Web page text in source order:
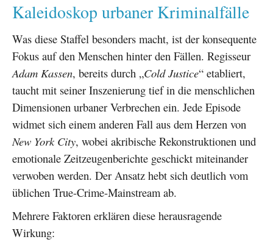
Kaleidoskop urbaner Kriminalfälle
Was diese Staffel besonders macht, ist der konsequente
Fokus auf den Menschen hinter den Fällen. Regisseur
Adam Kassen, bereits durch „Cold Justice“ etabliert,
taucht mit seiner Inszenierung tief in die menschlichen
Dimensionen urbaner Verbrechen ein. Jede Episode
widmet sich einem anderen Fall aus dem Herzen von
New York City, wobei akribische Rekonstruktionen und
emotionale Zeitzeugenberichte geschickt miteinander
verwoben werden. Der Ansatz hebt sich deutlich vom
üblichen True-Crime-Mainstream ab.
Mehrere Faktoren erklären diese herausragende
Wirkung: